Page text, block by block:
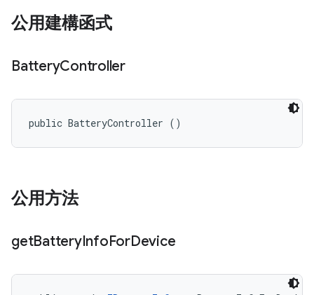
公用建構函式
BatteryController
public BatteryController ()
公用方法
getBatteryInfoForDevice